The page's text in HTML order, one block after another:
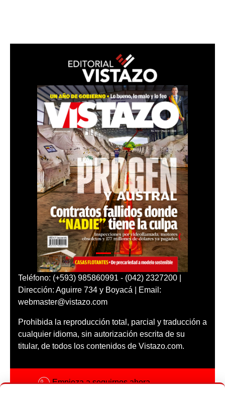
Teléfono: (+593) 985860991 - (042) 2327200 |
Dirección: Aguirre 734 y Boyacá | Email:
webmaster@vistazo.com
Prohibida la reproducción total, parcial y traducción a
cualquier idioma, sin autorización escrita de su
titular, de todos los contenidos de Vistazo.com.
Empieza a seguirnos ahora